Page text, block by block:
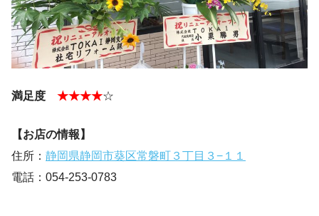
満足度 ★★★★☆
【お店の情報】
住所： 静岡県静岡市葵区常磐町３丁目３−１１
電話：054-253-0783